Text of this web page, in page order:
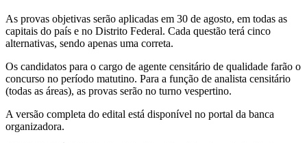
As provas objetivas serão aplicadas em 30 de agosto, em todas as
capitais do país e no Distrito Federal. Cada questão terá cinco
alternativas, sendo apenas uma correta.
Os candidatos para o cargo de agente censitário de qualidade farão o
concurso no período matutino. Para a função de analista censitário
(todas as áreas), as provas serão no turno vespertino.
A versão completa do edital está disponível no portal da banca
organizadora.